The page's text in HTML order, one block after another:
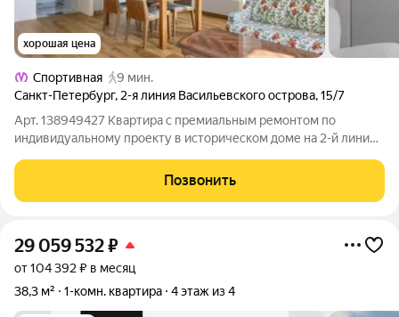
хорошая цена
Спортивная
9 мин.
Санкт-Петербург, 2-я линия Васильевского острова,15/7
Арт. 138949427 Квартира с премиальным ремонтом по
индивидуальному проекту в историческом доме на 2-й линии
гардеробной, кухню-гостиную, два санузла и отдельную
гардеробную при входе. из окон
Позвонить
29 059 532₽
от 104 392 ₽ в месяц
38,3 м²
1-комн. квартира 4 этаж из 4